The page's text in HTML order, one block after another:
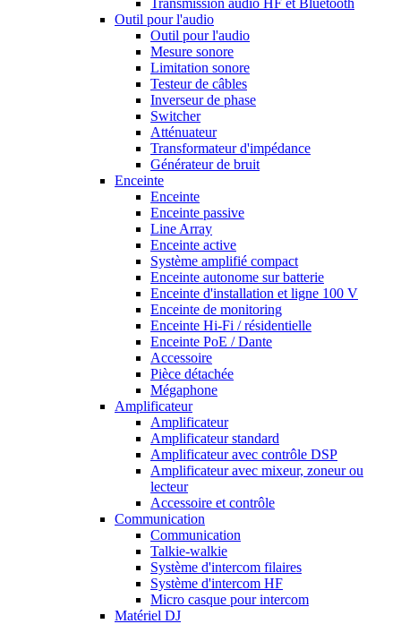
Transmission audio HF et Bluetooth
Outil pour l'audio
Outil pour l'audio
Mesure sonore
Limitation sonore
Testeur de câbles
Inverseur de phase
Switcher
Atténuateur
Transformateur d'impédance
Générateur de bruit
Enceinte
Enceinte
Enceinte passive
Line Array
Enceinte active
Système amplifié compact
Enceinte autonome sur batterie
Enceinte d'installation et ligne 100 V
Enceinte de monitoring
Enceinte Hi-Fi / résidentielle
Enceinte PoE / Dante
Accessoire
Pièce détachée
Mégaphone
Amplificateur
Amplificateur
Amplificateur standard
Amplificateur avec contrôle DSP
Amplificateur avec mixeur, zoneur ou
lecteur
Accessoire et contrôle
Communication
Communication
Talkie-walkie
Système d'intercom filaires
Système d'intercom HF
Micro casque pour intercom
Matériel DJ